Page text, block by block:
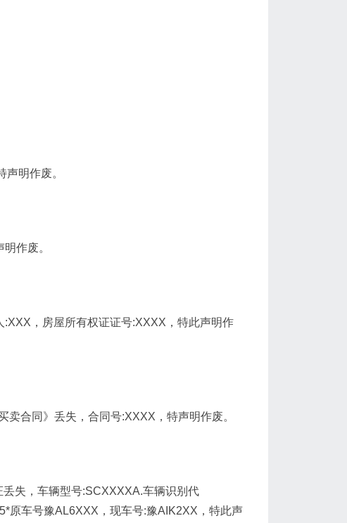
明作废。
作废。
，房屋所有权证证号:XXXX，特此声明作
合同》丢失，合同号:XXXX，特声明作废。
失，车辆型号:SCXXXXA.车辆识别代
原车号豫AL6XXX，现车号:豫AIK2XX，特此声